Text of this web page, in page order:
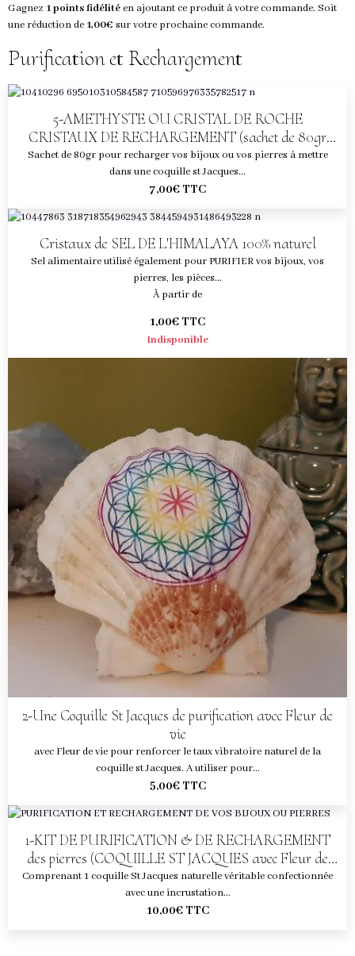
Gagnez 1 points fidélitéen ajoutant ce produit à votre commande. Soit
une réduction de 1,00€ sur votre prochaine commande.
Purification et Rechargement
5-AMETHYSTE OU CRISTAL DE ROCHE
CRISTAUX DE RECHARGEMENT (sachet de 80gr
pour 1 coquille)
Sachet de 80gr pour recharger vos bijoux ou vos pierres à mettre
dans une coquille st Jacques...
7,00€ TTC
Cristaux de SEL DE L'HIMALAYA 100% naturel
Sel alimentaire utilisé également pour PURIFIER vos bijoux, vos
pierres, les pièces...
À partir de
1,00€ TTC
Indisponible
2-Une Coquille St Jacques de purification avec Fleur de
vie
avec Fleur de vie pour renforcer le taux vibratoire naturel de la
coquille st Jacques. A utiliser pour...
5,00€ TTC
1-KIT DE PURIFICATION & DE RECHARGEMENT
des pierres (COQUILLE ST JACQUES avec Fleur de
vie + CRISTAUX)
Comprenant 1 coquille St Jacques naturelle véritable confectionnée
avec une incrustation...
10,00€ TTC